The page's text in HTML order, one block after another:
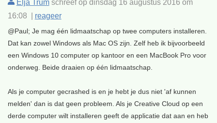
Elja Trumschreef op dinsdag 16 augustus 2016 om
16:08 | reageer
@Paul; Je mag één lidmaatschap op twee computers installeren.
Dat kan zowel Windows als Mac OS zijn. Zelf heb ik bijvoorbeeld
een Windows 10 computer op kantoor en een MacBook Pro voor
onderweg. Beide draaien op één lidmaatschap.
Als je computer gecrashed is en je hebt je dus niet 'af kunnen
melden' dan is dat geen probleem. Als je Creative Cloud op een
derde computer wilt installeren geeft de applicatie dat aan en heb